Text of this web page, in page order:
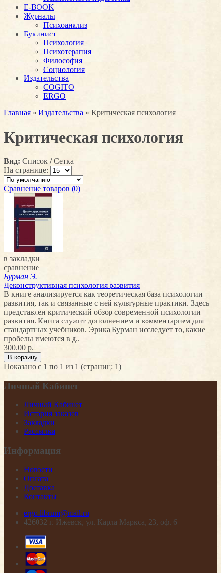
E-BOOK
Журналы
Психоанализ
Букинист
Психология
Психотерапия
Философия
Социология
Издательства
COGITO
ERGO
Главная » Издательства » Критическая психология
Критическая психология
Вид: Список / Сетка
На странице:
Сравнение товаров (0)
в закладки
сравнение
Бурман Э.
Деконструктивная психология развития
В книге анализируется как теоретическая база психологии
развития, так и связанные с ней культурные практики. Здесь
представлен критический обзор современной психологии
развития. Книга служит дополнением и комментарием для
стандартных учебников. Эрика Бурман исследует то, какие
пробелы имеются в д..
300.00 р.
Показано с 1 по 1 из 1 (страниц: 1)
Личный Кабинет
Личный Кабинет
История заказов
Закладки
Рассылка
Информация
Новости
Оплата
Доставка
Контакты
ergo-librum@mail.ru
426032 г. Ижевск, ул. Карла Маркса, 23, оф. 6